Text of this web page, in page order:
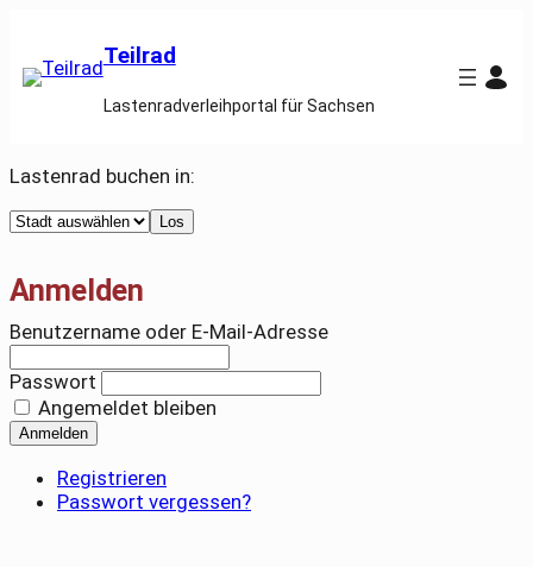
Teilrad
Lastenradverleihportal für Sachsen
Lastenrad buchen in:
Select
Los
Anmelden
Benutzername oder E-Mail-Adresse
Passwort
Angemeldet bleiben
Anmelden
Registrieren
Passwort vergessen?